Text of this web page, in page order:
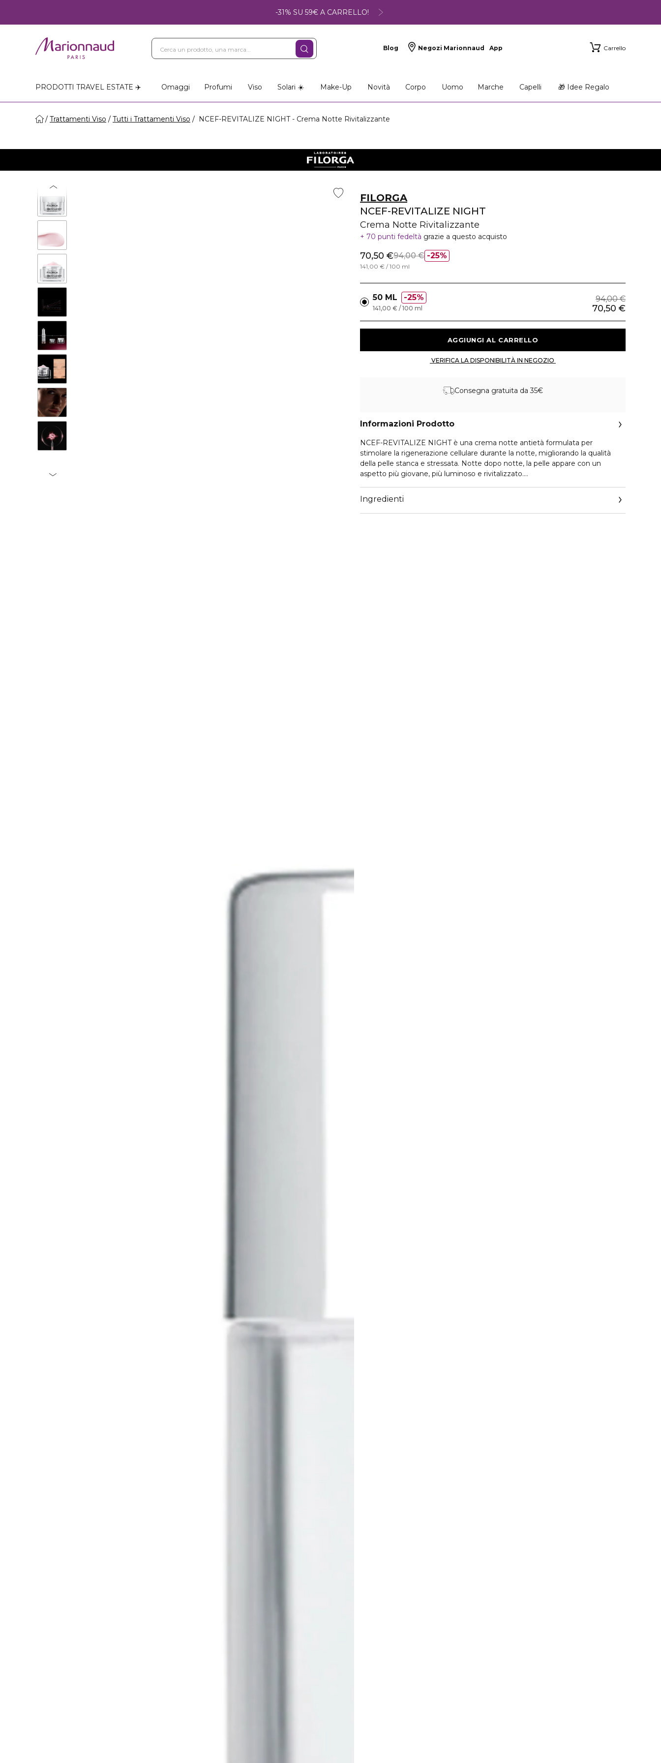
-31% SU 59€ A CARRELLO!
Blog Negozi Marionnaud App Carrello
PRODOTTI TRAVEL ESTATE ✈️ Omaggi Profumi Viso Solari ☀️ Make-Up Novità Corpo Uomo Marche Capelli 🎁 Idee Regalo
Trattamenti Viso Tutti i Trattamenti Viso NCEF-REVITALIZE NIGHT - Crema Notte Rivitalizzante
FILORGA
NCEF-REVITALIZE NIGHT
Crema Notte Rivitalizzante
70 punti fedeltà grazie a questo acquisto
25%
70,50 €94,00 €
141,00 € / 100 ml
50 ML 25% 94,00 €
70,50 €
141,00 € / 100 ml
Consegna gratuita da 35€
Informazioni Prodotto
NCEF-REVITALIZE NIGHT è una crema notte antietà formulata per
stimolare la rigenerazione cellulare durante la notte, migliorando la qualità
della pelle stanca e stressata. Notte dopo notte, la pelle appare con un
aspetto più giovane, più luminoso e rivitalizzato.
da FILORGA e ispirato alle iniezioni rivitalizzanti antietà — è combinata con
un trio di ingredienti attivi. Un peptide antirughe (Matrikine) aiuta a
potenziare il naturale processo di riparazione della pelle, favorendo una pelle
Ingredienti